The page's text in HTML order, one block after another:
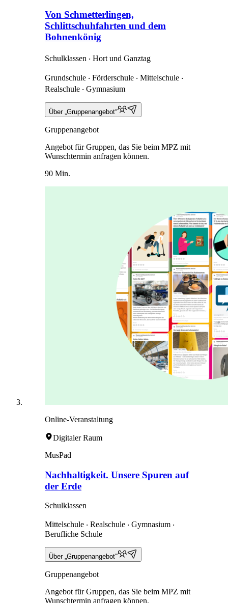
Von Schmetterlingen,
Schlittschuhfahrten und dem
Bohnenkönig
Schulklassen ‧ Hort und Ganztag
Grundschule ‧ Förderschule ‧ Mittelschule ‧
Realschule ‧ Gymnasium
Über „Gruppenangebot“
Gruppenangebot
Angebot für Gruppen, das Sie beim MPZ mit
Wunschtermin anfragen können.
90 Min.
Online-Veranstaltung
Digitaler Raum
MusPad
Nachhaltigkeit. Unsere Spuren auf
der Erde
Schulklassen
Mittelschule ‧ Realschule ‧ Gymnasium ‧
Berufliche Schule
Über „Gruppenangebot“
Gruppenangebot
Angebot für Gruppen, das Sie beim MPZ mit
Wunschtermin anfragen können.